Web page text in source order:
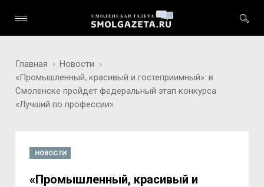
Главная
Новости
«Промышленный, красивый и гостеприимный»: в
Смоленске пройдет федеральный этап конкурса
«Лучший по профессии»
НОВОСТИ
«Промышленный, красивый и